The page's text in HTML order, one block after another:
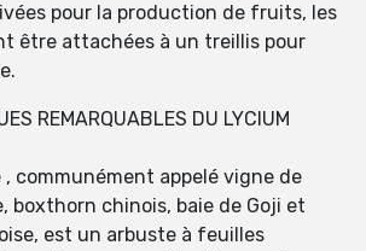
pour la production de fruits, les
être attachées à un treillis pour
REMARQUABLES DU LYCIUM
communément appelé vigne de
boxthorn chinois, baie de Goji et
est un arbuste à feuilles